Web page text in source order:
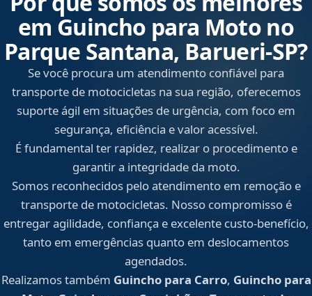
em Guincho para Moto no
Parque Santana, Barueri‑SP?
Se você procura um atendimento confiável para
transporte de motocicletas na sua região, oferecemos
suporte ágil em situações de urgência, com foco em
segurança, eficiência e valor acessível.
É fundamental ter rapidez, realizar o procedimento e
garantir a integridade da moto.
Somos reconhecidos pelo atendimento em remoção e
transporte de motocicletas. Nosso compromisso é
entregar agilidade, confiança e excelente custo-benefício,
tanto em emergências quanto em deslocamentos
agendados.
Realizamos também Guincho para Carro, Guincho para